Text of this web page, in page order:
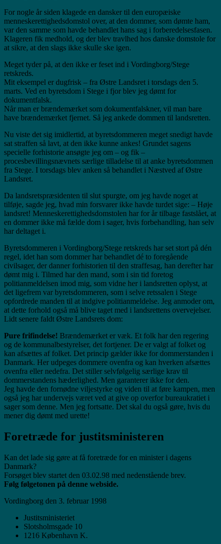
For nogle år siden klagede en dansker til den europæiske
menneskerettighedsdomstol over, at den dommer, som dømte ham,
var den samme som havde behandlet hans sag i forberedelsesfasen.
Klageren fik medhold, og der blev travlhed hos danske domstole for
at sikre, at den slags ikke skulle ske igen.
Meget tyder på, at den ikke er feset ind i Vordingborg/Stege
retskreds.
Mit eksempel er dugfrisk – fra Østre Landsret i torsdags den 5.
marts. Ved en byretsdom i Stege i fjor blev jeg dømt for
dokumentfalsk.
Når man er brændemærket som dokumentfalskner, vil man bare
have brændemærket fjernet. Så jeg ankede dommen til landsretten.
Nu viste det sig imidlertid, at byretsdommeren meget snedigt havde
sat straffen så lavt, at den ikke kunne ankes! Grundet sagens
specielle forhistorie ansøgte jeg om – og fik –
procesbevillingsnævnets særlige tilladelse til at anke byretsdommen
fra Stege. I torsdags blev anken så behandlet i Næstved af Østre
Landsret.
Da landsretspræsidenten til slut spurgte, om jeg havde noget at
tilføje, sagde jeg, hvad min forsvarer ikke havde turdet sige: – Høje
landsret! Menneskerettighedsdomstolen har for år tilbage fastslået, at
en dommer ikke må fælde dom i sager, hvis forbehandling, han selv
har deltaget i.
Byretsdommeren i Vordingborg/Stege retskreds har set stort på dén
regel, idet han som dommer har behandlet dé to foregående
civilsager, der danner forhistorien til den straffesag, han derefter har
dømt mig i. Tilmed har den mand, som i sin tid foretog
politianmeldelsen imod mig, som vidne her i landsretten oplyst, at
det ligefrem var byretsdommeren, som i selve retssalen i Stege
opfordrede manden til at indgive politianmeldelse. Jeg anmoder om,
at dette forhold også må blive taget med i landsrettens overvejelser.
Lidt senere faldt Østre Landsrets dom:
Pure frifindelse! Brændemærket er væk. Et folk har den regering
og de kommunalbestyrelser, det fortjener. De er valgt af folket og
kan afsættes af folket. Det princip gælder ikke for dommerstanden i
Danmark. Her udpeges dommere ovenfra og kan hverken afsættes
ovenfra eller nedefra. Det stiller selvfølgelig særlige krav til
dommerstandens hæderlighed. Men garanterer ikke for den.
Jeg havde den fornødne viljestyrke og viden til at føre kampen, men
også jeg har undervejs været ved at give op overfor bureaukratiet i
sager som denne. Men jeg fortsatte. Det skal du også gøre, hvis du
mener dig dømt med urette!
Foretræde for justitsministeren
Kan det lade sig gøre at få foretræde for en minister i dagens
Danmark?
Forsøget blev startet den 03.02.98 med nedenstående brev.
Følg følgetonen på denne webside.
Vordingborg den 3. februar 1998
Justitsministeriet
Slotsholmsgade 10
1216 København K.